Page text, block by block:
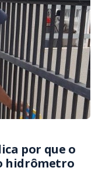
por que o
hidrômetro